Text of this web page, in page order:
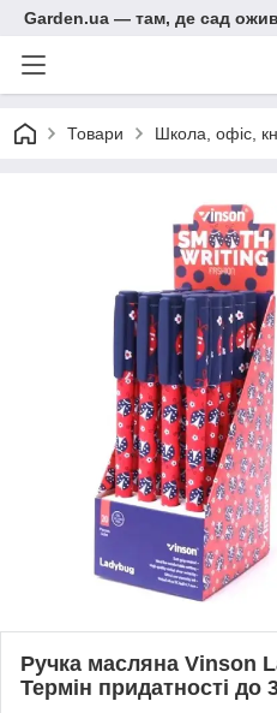
Garden.ua — там, де сад
Товари Школа, офіс,
Ручка масляна Vinson
Термін придатності до